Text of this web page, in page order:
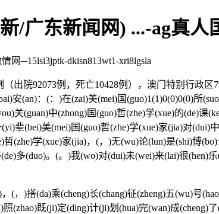
/广东新闻网) ...-ag真人
网─15lsi3jptk-dkisn813wt1-xri8lgsla
92073例，死亡10428例），澳门特别行政区
：(：)在(zai)美(mei)国(guo)1(1)0(0)0(0)所(suo)
关(guan)中(zhong)国(guo)哲(zhe)学(xue)的(de)课
辈(bei)美(mei)国(guo)哲(zhe)学(xue)家(jia)对(dui)
(zhe)学(xue)家(jia)，(，)无(wu)论(lun)是(shi)博
多(duo)。(。)我(wo)对(dui)未(wei)来(lai)很(hen)
(da)乘(cheng)长(chang)征(zheng)五(wu)号
(zhao)既(ji)定(ding)计(ji)划(hua)完(wan)成(cheng)